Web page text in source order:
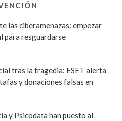
las ciberamenazas: empezar
para resguardarse
tras la tragedia: ESET alerta
y donaciones falsas en
y Psicodata han puesto al